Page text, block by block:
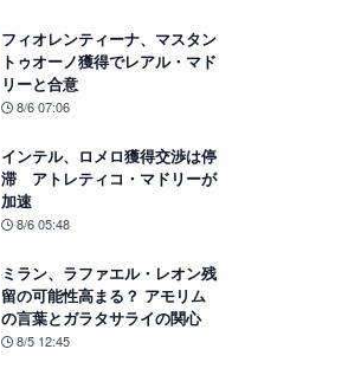
フィオレンティーナ、マスタン
トゥオーノ獲得でレアル・マド
リーと合意
8/6 07:06
インテル、ロメロ獲得交渉は停
滞 アトレティコ・マドリーが
加速
8/6 05:48
ミラン、ラファエル・レオン残
留の可能性高まる？ アモリム
の言葉とガラタサライの関心
8/5 12:45